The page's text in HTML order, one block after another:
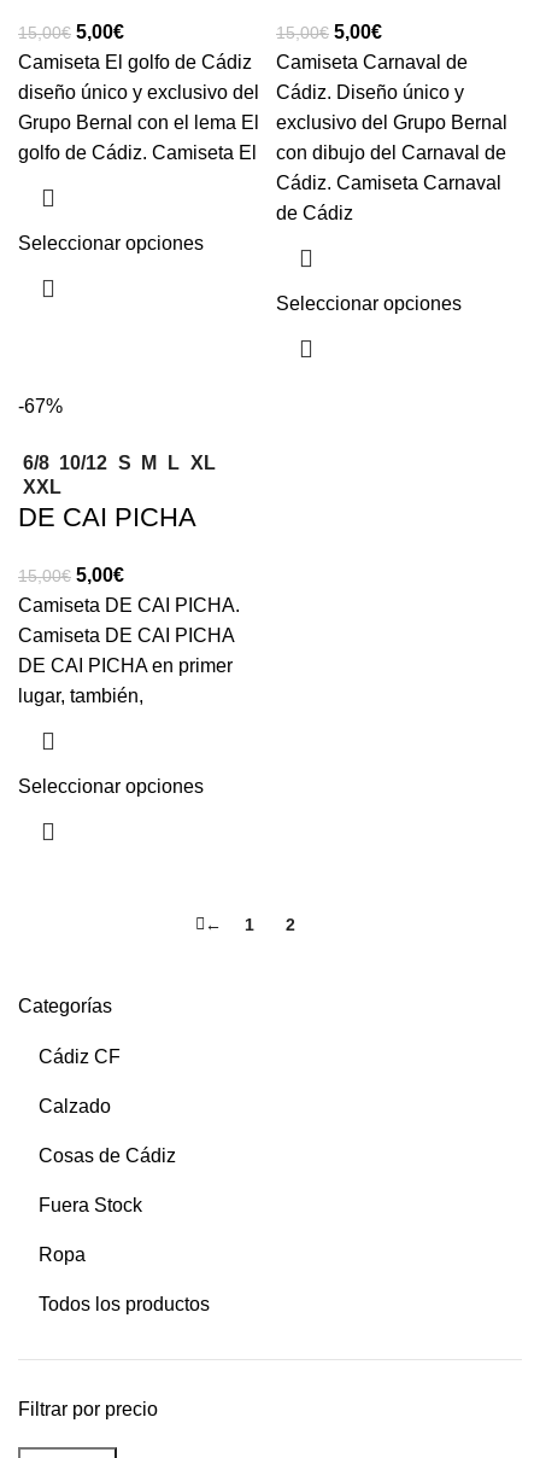
Categorías
Cádiz CF
Calzado
Cosas de Cádiz
Fuera Stock
Ropa
Todos los productos
Filtrar por precio
15,00€ 5,00€
Camiseta El golfo de Cádiz
diseño único y exclusivo del
Grupo Bernal con el lema El
golfo de Cádiz. Camiseta El
Seleccionar opciones
15,00€ 5,00€
Camiseta Carnaval de
Cádiz. Diseño único y
exclusivo del Grupo Bernal
con dibujo del Carnaval de
Cádiz. Camiseta Carnaval
de Cádiz
Seleccionar opciones
-67%
6/8 10/12 S M L XL
XXL
DE CAI PICHA
15,00€ 5,00€
Camiseta DE CAI PICHA.
Camiseta DE CAI PICHA
DE CAI PICHA en primer
lugar, también,
Seleccionar opciones
← 1 2